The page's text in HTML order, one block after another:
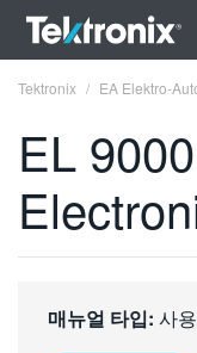
ENGLISH
DEUTSCH
Tektronix EA Elektro-
EL
매뉴얼 타입: 사